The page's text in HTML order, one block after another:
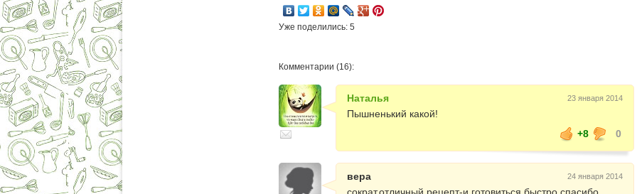
Уже поделились: 5
Комментарии (16):
Наталья 23 января 2014
Пышненький какой!
+8
0
вера 24 января 2014